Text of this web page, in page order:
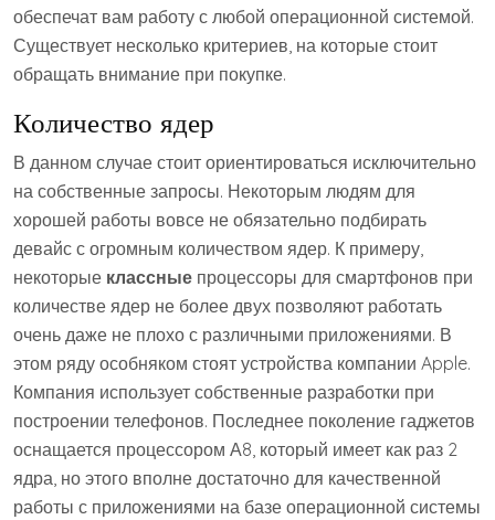
обеспечат вам работу с любой операционной системой.
Существует несколько критериев, на которые стоит
обращать внимание при покупке.
Количество ядер
В данном случае стоит ориентироваться исключительно
на собственные запросы. Некоторым людям для
хорошей работы вовсе не обязательно подбирать
девайс с огромным количеством ядер. К примеру,
некоторые классные процессоры для смартфонов при
количестве ядер не более двух позволяют работать
очень даже не плохо с различными приложениями. В
этом ряду особняком стоят устройства компании Apple.
Компания использует собственные разработки при
построении телефонов. Последнее поколение гаджетов
оснащается процессором А8, который имеет как раз 2
ядра, но этого вполне достаточно для качественной
работы с приложениями на базе операционной системы